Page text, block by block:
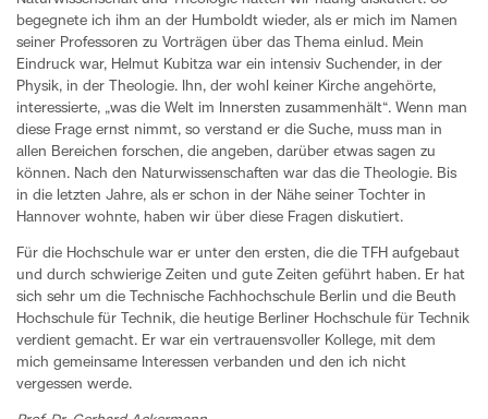
begegnete ich ihm an der Humboldt wieder, als er mich im Namen
seiner Professoren zu Vorträgen über das Thema einlud. Mein
Eindruck war, Helmut Kubitza war ein intensiv Suchender, in der
Physik, in der Theologie. Ihn, der wohl keiner Kirche angehörte,
interessierte, „was die Welt im Innersten zusammenhält“. Wenn man
diese Frage ernst nimmt, so verstand er die Suche, muss man in
allen Bereichen forschen, die angeben, darüber etwas sagen zu
können. Nach den Naturwissenschaften war das die Theologie. Bis
in die letzten Jahre, als er schon in der Nähe seiner Tochter in
Hannover wohnte, haben wir über diese Fragen diskutiert.
Für die Hochschule war er unter den ersten, die die TFH aufgebaut
und durch schwierige Zeiten und gute Zeiten geführt haben. Er hat
sich sehr um die Technische Fachhochschule Berlin und die Beuth
Hochschule für Technik, die heutige Berliner Hochschule für Technik
verdient gemacht. Er war ein vertrauensvoller Kollege, mit dem
mich gemeinsame Interessen verbanden und den ich nicht
vergessen werde.